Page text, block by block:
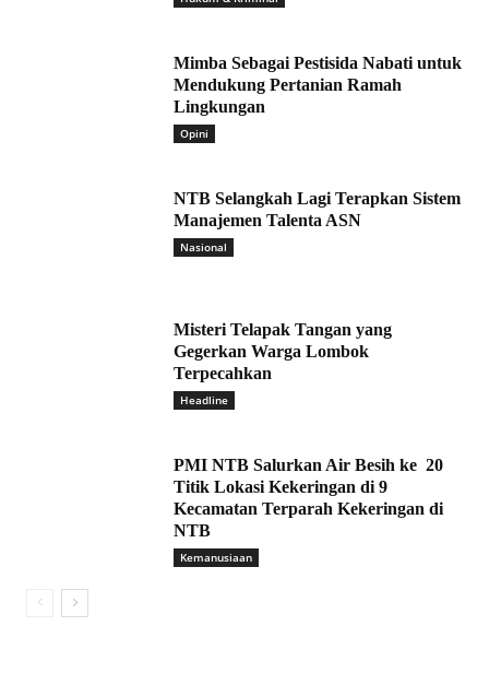
Mimba Sebagai Pestisida Nabati untuk
Mendukung Pertanian Ramah
Lingkungan
Opini
NTB Selangkah Lagi Terapkan Sistem
Manajemen Talenta ASN
Nasional
Misteri Telapak Tangan yang
Gegerkan Warga Lombok
Terpecahkan
Headline
PMI NTB Salurkan Air Besih ke 20
Titik Lokasi Kekeringan di 9
Kecamatan Terparah Kekeringan di
NTB
Kemanusiaan